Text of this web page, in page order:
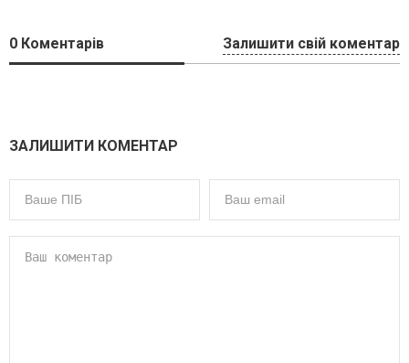
0 Коментарів Залишити свій коментар
ЗАЛИШИТИ КОМЕНТАР